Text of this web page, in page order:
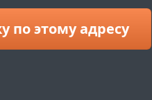
по этому адресу